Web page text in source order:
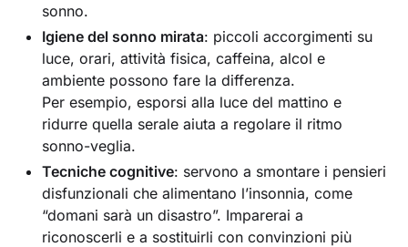
sonno.
Igiene del sonno mirata: piccoli accorgimenti su
luce, orari, attività fisica, caffeina, alcol e
ambiente possono fare la differenza.
Per esempio, esporsi alla luce del mattino e
ridurre quella serale aiuta a regolare il ritmo
sonno-veglia.
Tecniche cognitive: servono a smontare i pensieri
disfunzionali che alimentano l’insonnia, come
“domani sarà un disastro”. Imparerai a
riconoscerli e a sostituirli con convinzioni più